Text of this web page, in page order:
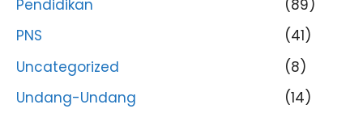
Pendidikan
(89)
PNS
(41)
Uncategorized
(8)
Undang-Undang
(14)